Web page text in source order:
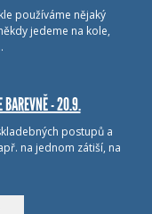
používáme nějaký
jedeme na kole,
BAREVNĚ - 20.9.
postupů a
na jednom zátiší, na